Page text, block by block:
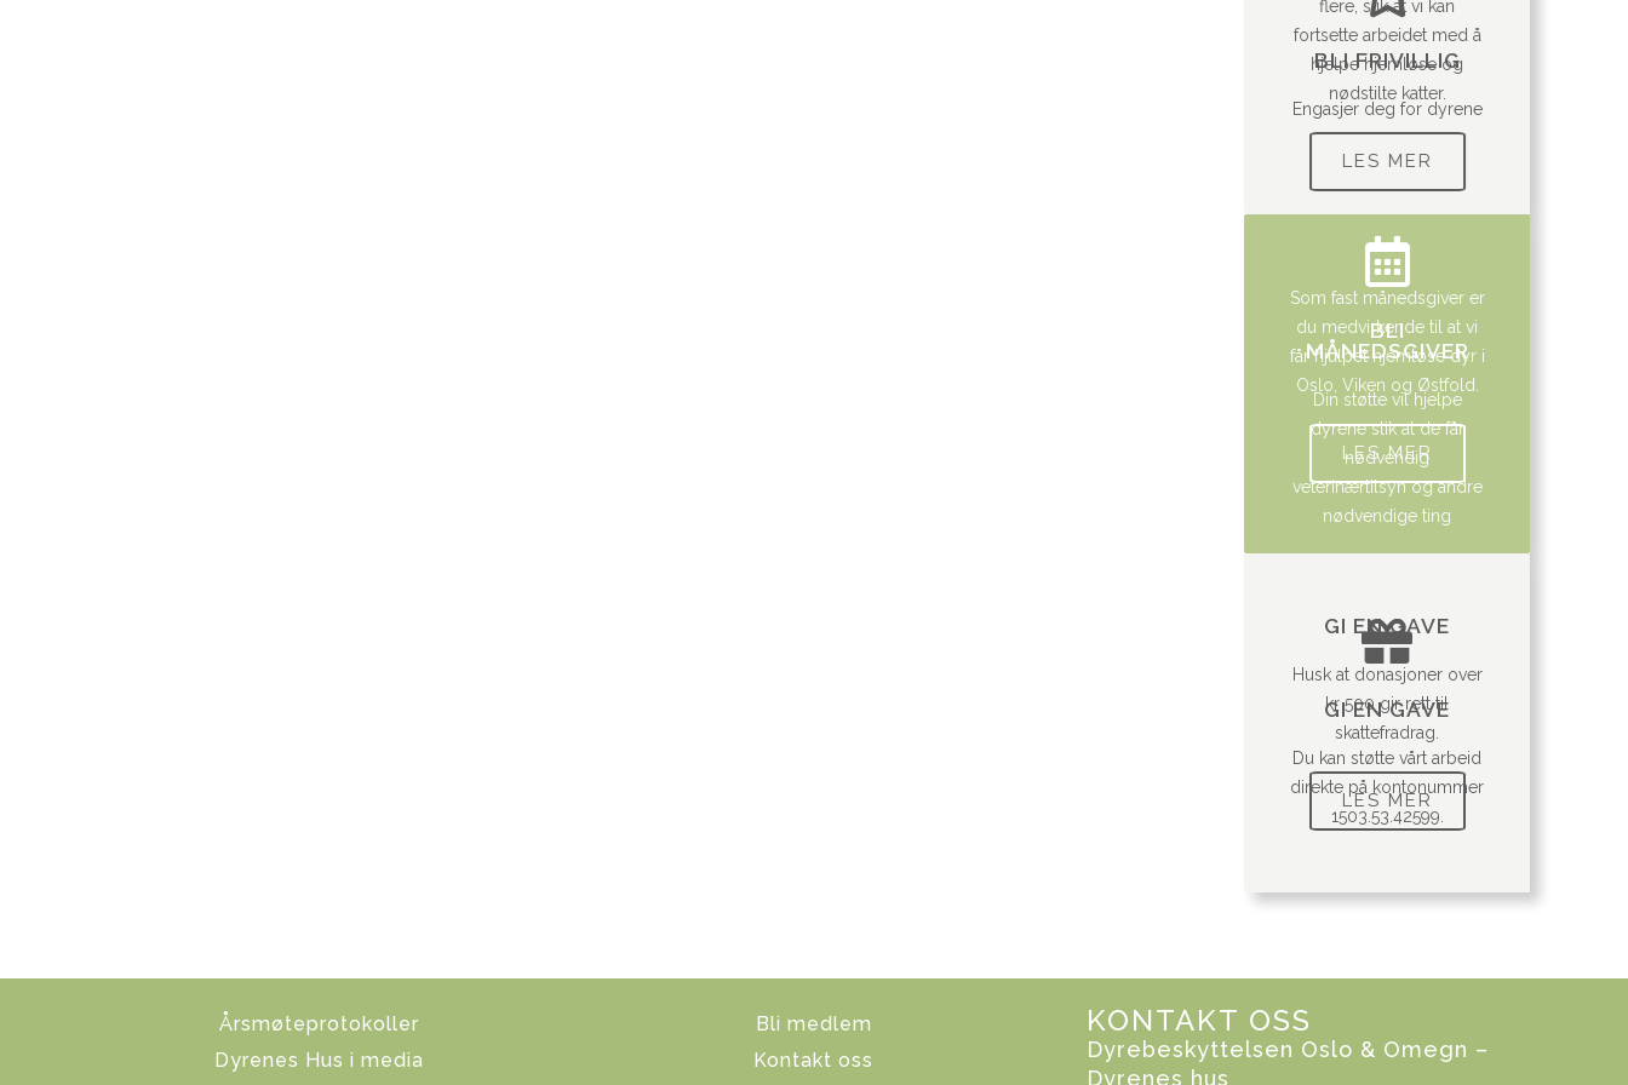
BLI FRIVILLIG
Engasjer deg for dyrene
flere, slik at vi kan
fortsette arbeidet med å
hjelpe hjemløse og
nødstilte katter.
LES MER
BLI
MÅNEDSGIVER
Din støtte vil hjelpe
dyrene slik at de får
nødvendig
veterinærtilsyn og andre
nødvendige ting
Som fast månedsgiver er
du medvirkende til at vi
får hjulpet hjemløse dyr i
Oslo, Viken og Østfold.
LES MER
GI EN GAVE
Du kan støtte vårt arbeid
direkte på kontonummer
1503.53.42599.
GI EN GAVE
Husk at donasjoner over
kr 500 gir rett til
skattefradrag.
LES MER
Årsmøteprotokoller
Dyrenes Hus i media
Bli medlem
Kontakt oss
KONTAKT OSS
Dyrebeskyttelsen Oslo & Omegn –
Dyrenes hus